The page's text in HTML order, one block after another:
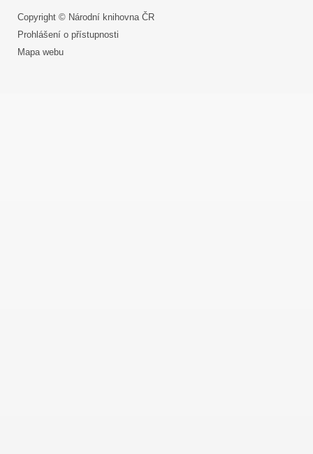
Copyright © Národní knihovna ČR
Prohlášení o přístupnosti
Mapa webu